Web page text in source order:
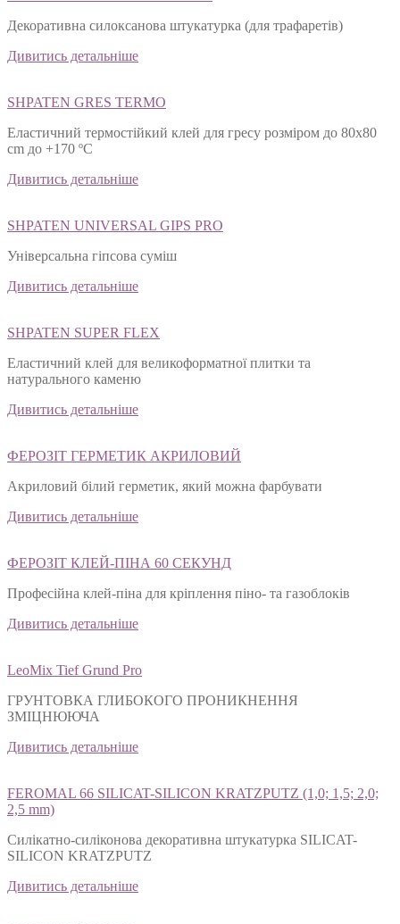
Декоративна силоксанова штукатурка (для трафаретів)
Дивитись детальніше
SHPATEN GRES TERMO
Еластичний термостійкий клей для гресу розміром до 80х80
cm до +170 ºС
Дивитись детальніше
SHPATEN UNIVERSAL GIPS PRO
Універсальна гіпсова суміш
Дивитись детальніше
SHPATEN SUPER FLEX
Еластичний клей для великоформатної плитки та
натурального каменю
Дивитись детальніше
ФЕРОЗІТ ГЕРМЕТИК АКРИЛОВИЙ
Акриловий білий герметик, який можна фарбувати
Дивитись детальніше
ФЕРОЗІТ КЛЕЙ-ПІНА 60 СЕКУНД
Професійна клей-піна для кріплення піно- та газоблоків
Дивитись детальніше
LeoMix Tief Grund Pro
ГРУНТОВКА ГЛИБОКОГО ПРОНИКНЕННЯ
ЗМІЦНЮЮЧА
Дивитись детальніше
FEROMAL 66 SILICAT-SILICON KRATZPUTZ (1,0; 1,5; 2,0;
2,5 mm)
Силікатно-силіконова декоративна штукатурка SILICAT-
SILICON KRATZPUTZ
Дивитись детальніше